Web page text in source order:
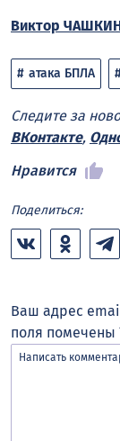
Виктор
атака БПЛА
Следите за
ВКонтакте,
Нравится
Поделиться:
Ваш адрес
поля помечены